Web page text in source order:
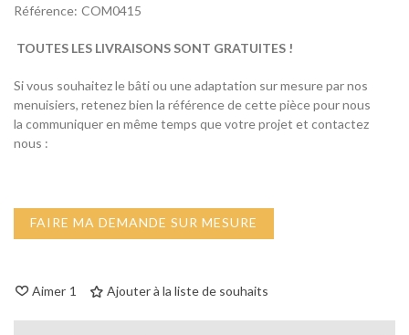
Référence: COM0415
TOUTES LES LIVRAISONS SONT GRATUITES !
Si vous souhaitez le bâti ou une adaptation sur mesure par nos
menuisiers, retenez bien la référence de cette pièce pour nous
la communiquer en même temps que votre projet et contactez
nous :
FAIRE MA DEMANDE SUR MESURE
Aimer 1 Ajouter à la liste de souhaits